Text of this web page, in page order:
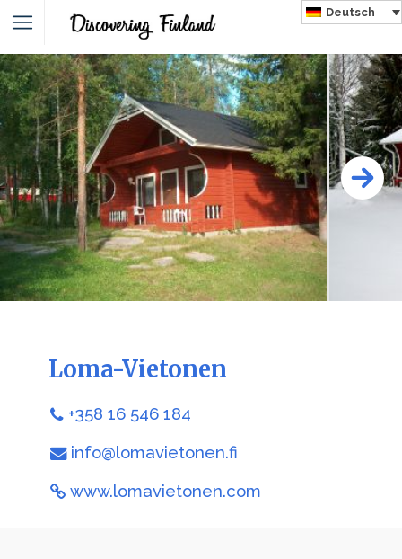
Deutsch
Loma-Vietonen
+358 16 546 184
info@lomavietonen.fi
www.lomavietonen.com